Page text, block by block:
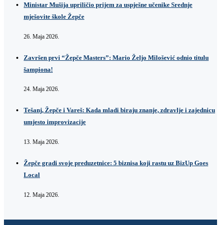
Ministar Mušija upriličio prijem za uspješne učenike Srednje
mješovite škole Žepče
26. Maja 2026.
Završen prvi “Žepče Masters”: Mario Željo Milošević odnio titulu
šampiona!
24. Maja 2026.
Tešanj, Žepče i Vareš: Kada mladi biraju znanje, zdravlje i zajednicu
umjesto improvizacije
13. Maja 2026.
Žepče gradi svoje preduzetnice: 5 biznisa koji rastu uz BizUp Goes
Local
12. Maja 2026.